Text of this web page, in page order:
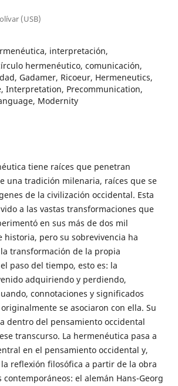
(USB)
interpretación,
hermenéutico, comunicación,
Gadamer, Ricoeur, Hermeneutics,
Interpretation, Precommunication,
Modernity
tiene raíces que penetran
una tradición milenaria, raíces que se
de la civilización occidental. Esta
a las vastas transformaciones que
en sus más de dos mil
historia, pero su sobrevivencia ha
transformación de la propia
paso del tiempo, esto es: la
adquiriendo y perdiendo,
connotaciones y significados
se asociaron con ella. Su
dentro del pensamiento occidental
transcurso. La hermenéutica pasa a
en el pensamiento occidental y,
reflexión filosófica a partir de la obra
contemporáneos: el alemán Hans-Georg